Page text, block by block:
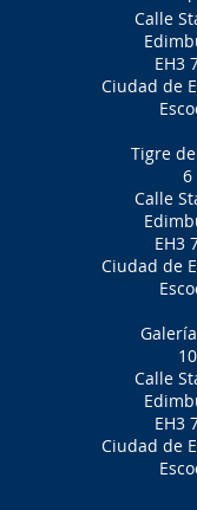
Calle
EH3
Ciudad de
Tigre
6
Calle
EH3
Ciudad de
10
Calle
EH3
Ciudad de